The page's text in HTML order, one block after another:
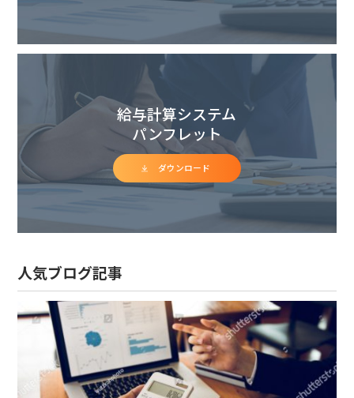
給与計算システム
パンフレット
ダウンロード
人気ブログ記事